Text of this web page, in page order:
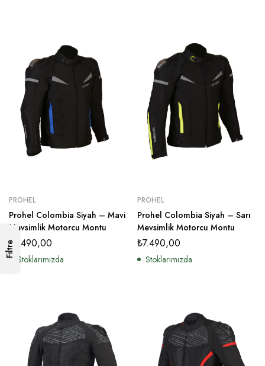
Filtre
PROHEL
Prohel Colombia Siyah – Mavi
Mevsimlik Motorcu Montu
₺ 7.490,00
Stoklarımızda
PROHEL
Prohel Colombia Siyah – Sarı
Mevsimlik Motorcu Montu
₺7.490,00
Stoklarımızda